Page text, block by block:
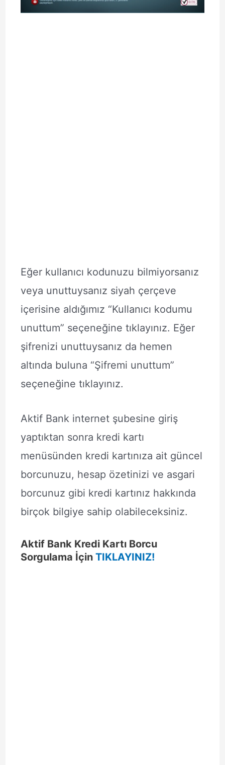
Eğer kullanıcı kodunuzu bilmiyorsanız
veya unuttuysanız siyah çerçeve
içerisine aldığımız “Kullanıcı kodumu
unuttum” seçeneğine tıklayınız. Eğer
şifrenizi unuttuysanız da hemen
altında buluna “Şifremi unuttum”
seçeneğine tıklayınız.
Aktif Bank internet şubesine giriş
yaptıktan sonra kredi kartı
menüsünden kredi kartınıza ait güncel
borcunuzu, hesap özetinizi ve asgari
borcunuz gibi kredi kartınız hakkında
birçok bilgiye sahip olabileceksiniz.
Aktif Bank Kredi Kartı Borcu
Sorgulama İçin TIKLAYINIZ!